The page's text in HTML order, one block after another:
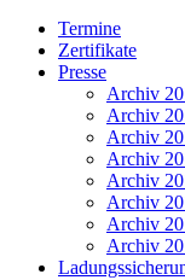
Termine
Zertifikate
Presse
Archiv
Archiv
Archiv
Archiv
Archiv
Archiv
Archiv
Archiv